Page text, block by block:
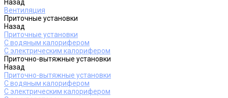
Назад
Вентиляция
Приточные установки
Назад
Приточные установки
С водяным калорифером
С электрическим калорифером
Приточно-вытяжные установки
Назад
Приточно-вытяжные установки
С водяным калорифером
С электрическим калорифером